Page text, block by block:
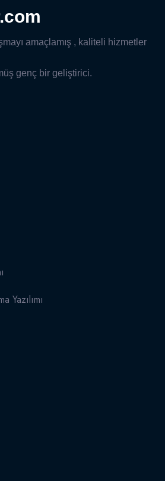
amaçlamış , kaliteli hizmetler
genç bir geliştirici.
Yazılımı